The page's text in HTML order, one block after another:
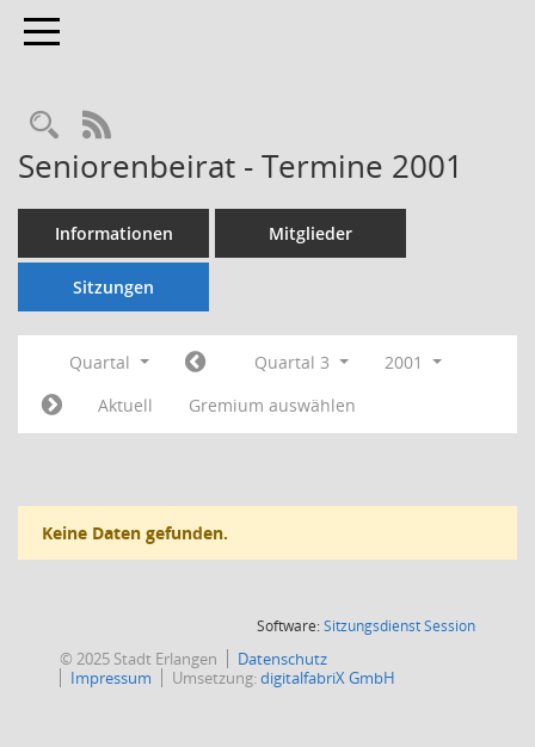
Toggle navigation
Rechercheauswahl
RSS-Feed
Seniorenbeirat - Termine 2001
Informationen Mitglieder
Sitzungen
Quartal Quartal 3
2001
Aktuell
Gremium auswählen
Keine Daten gefunden.
Software:SitzungsdienstSession(Wird in
© 2025 Stadt Erlangen
Datenschutz
Impressum
Umsetzung:digitalfabriX GmbH